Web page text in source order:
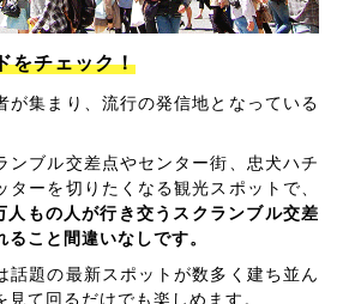
をチェック！
が集まり、流行の発信地となっている
ンブル交差点やセンター街、忠犬ハチ
ターを切りたくなる観光スポットで、
もの人が行き交うスクランブル交差
こと間違いなしです。
話題の最新スポットが数多く建ち並ん
て回るだけでも楽しめます。